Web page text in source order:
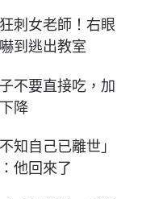
刺女老師！右眼
到逃出教室
不要直接吃，加
降
知自己已離世」
他回來了